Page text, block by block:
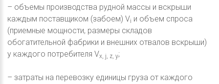
– объемы производства рудной массы и вскрыши
каждым поставщиком (забоем) Vi и объем спроса
(приемные мощности, размеры складов
обогатительной фабрики и внешних отвалов вскрыши)
у каждого потребителя Vx, j, z, y;
– затраты на перевозку единицы груза от каждого